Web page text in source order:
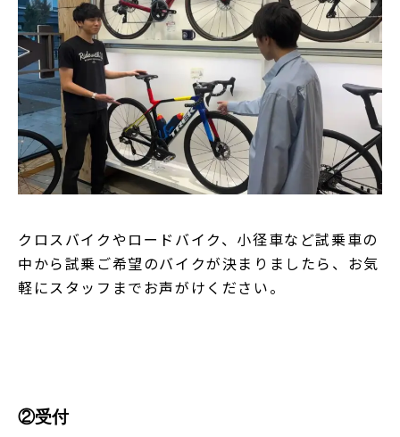
クロスバイクやロードバイク、小径車など試乗車の
中から試乗ご希望のバイクが決まりましたら、お気
軽にスタッフまでお声がけください。
②受付